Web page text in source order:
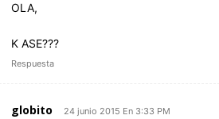
OLA,
K ASE???
Respuesta
globito 24 junio 2015 En 3:33 PM